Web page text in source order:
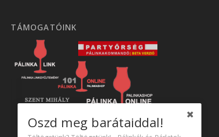
TÁMOGATÓINK
Oszd meg barátaiddal!